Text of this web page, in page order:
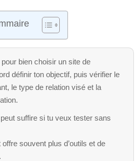
pour bien choisir un site de
définir ton objectif, puis vérifier le
le type de relation visé et la
suffire si tu veux tester sans
souvent plus d’outils et de